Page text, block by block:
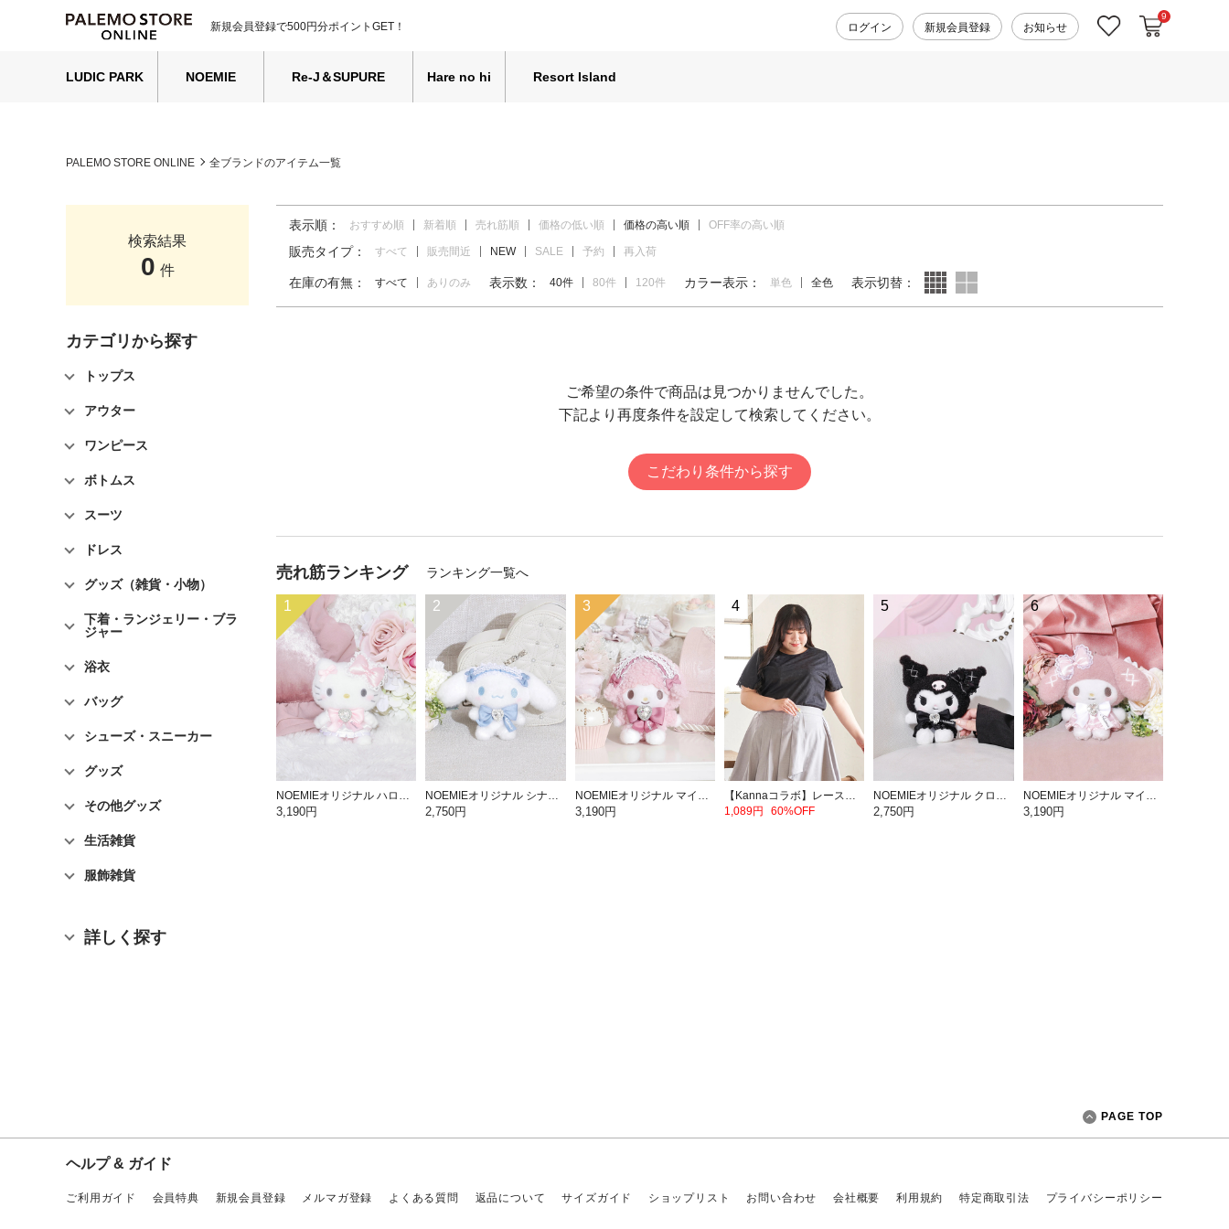
新規会員登録で500円分ポイントGET！ ログイン 新規会員登録 お知らせ お気に入りカートに入
9
LUDIC PARK NOEMIE Re-J＆SUPURE Hare no hi Resort Island
PALEMO STORE ONLINE 全ブランドのアイテム一覧
検索結果
0 件
カテゴリから探す
トップス
アウター
ワンピース
ボトムス
スーツ
ドレス
グッズ（雑貨・小物）
下着・ランジェリー・ブラ
ジャー
浴衣
バッグ
シューズ・スニーカー
グッズ
その他グッズ
生活雑貨
服飾雑貨
詳しく探す
表示順： おすすめ順 新着順 売れ筋順 価格の低い順 価格の高い順 OFF率の高い順
販売タイプ： すべて 販売間近 NEW SALE 予約 再入荷
在庫の有無： すべて ありのみ 表示数： 40件 80件 120件 カラー表示： 単色 全色 表示切替：
ご希望の条件で商品は見つかりませんでした。
下記より再度条件を設定して検索してください。
こだわり条件から探す
売れ筋ランキング ランキング一覧へ
1
NOEMIEオリジナル ハローキティぬいぐるみキーホルダー
3,190円
2
NOEMIEオリジナル シナモロールぬいぐるみキーホルダー
2,750円
3
NOEMIEオリジナル マイスウィートピアノぬいぐるみキーホルダー
3,190円
4
【Kannaコラボ】レース半袖T
1,089円
60%OFF
5
NOEMIEオリジナル クロミぬいぐるみキーホルダー
2,750円
6
NOEMIEオリジナル マイメロディぬいぐるみキーホルダー
3,190円
PAGE TOP
ヘルプ & ガイド
ご利用ガイド 会員特典 新規会員登録 メルマガ登録 よくある質問 返品について サイズガイド ショップリスト お問い合わせ 会社概要 利用規約 特定商取引法 プライバシーポリシー